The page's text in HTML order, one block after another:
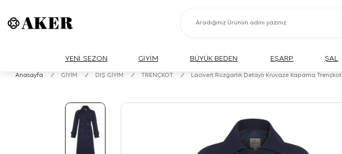
YENİ SEZON GİYİM BÜYÜK BEDEN EŞARP ŞAL
Anasayfa / GİYİM / DIŞ GİYİM / TRENÇKOT / Lacivert Rüzgarlık Detaylı Kruvaze Kapama Trençkot